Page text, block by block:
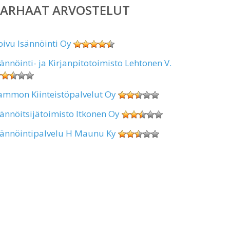
ARVOSTELUT
Isännöinti Oy
ja Kirjanpitotoimisto Lehtonen V.
Kiinteistöpalvelut Oy
Itkonen Oy
H Maunu Ky